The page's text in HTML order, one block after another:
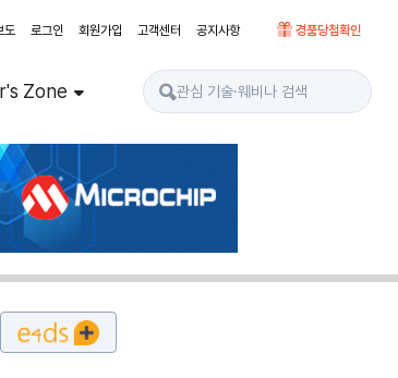
도 로그인 회원가입 고객센터 공지사항 경품당첨확인
Zone